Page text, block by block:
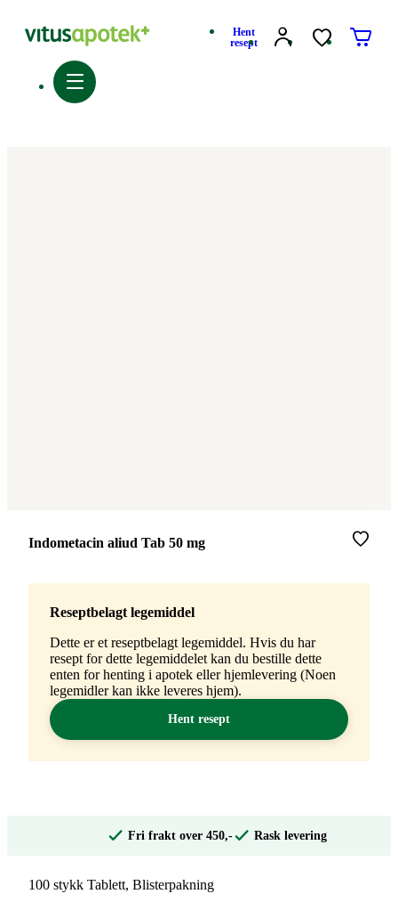
Hent
resept
Merke:
Indometacin aliud Tab 50 mg
Reseptbelagt legemiddel
Dette er et reseptbelagt legemiddel. Hvis du har
resept for dette legemiddelet kan du bestille dette
enten for henting i apotek eller hjemlevering (Noen
legemidler kan ikke leveres hjem).
Hent resept
Fri frakt over 450,- Rask levering
100 stykk Tablett, Blisterpakning